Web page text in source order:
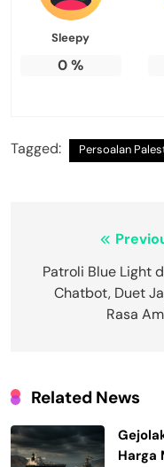
Sleepy
0%
Tagged: Persoalan
Navigasi
pos
Patroli Blue Light
Chatbot, Duet
Rasa
Related News
Harga